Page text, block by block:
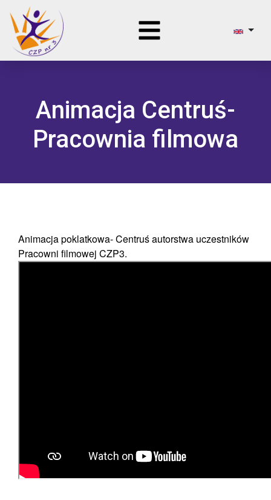
Animacja Centruś-
Pracownia filmowa
Animacja poklatkowa- Centruś autorstwa uczestników
Pracowni filmowej CZP3.